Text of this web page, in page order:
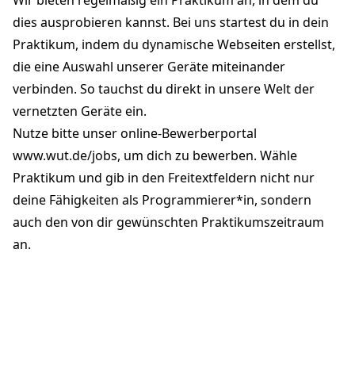
dies ausprobieren kannst. Bei uns startest du in dein
Praktikum, indem du dynamische Webseiten erstellst,
die eine Auswahl unserer Geräte miteinander
verbinden. So tauchst du direkt in unsere Welt der
vernetzten Geräte ein.
Nutze bitte unser online-Bewerberportal
www.wut.de/jobs, um dich zu bewerben. Wähle
Praktikum und gib in den Freitextfeldern nicht nur
deine Fähigkeiten als Programmierer*in, sondern
auch den von dir gewünschten Praktikumszeitraum
an.